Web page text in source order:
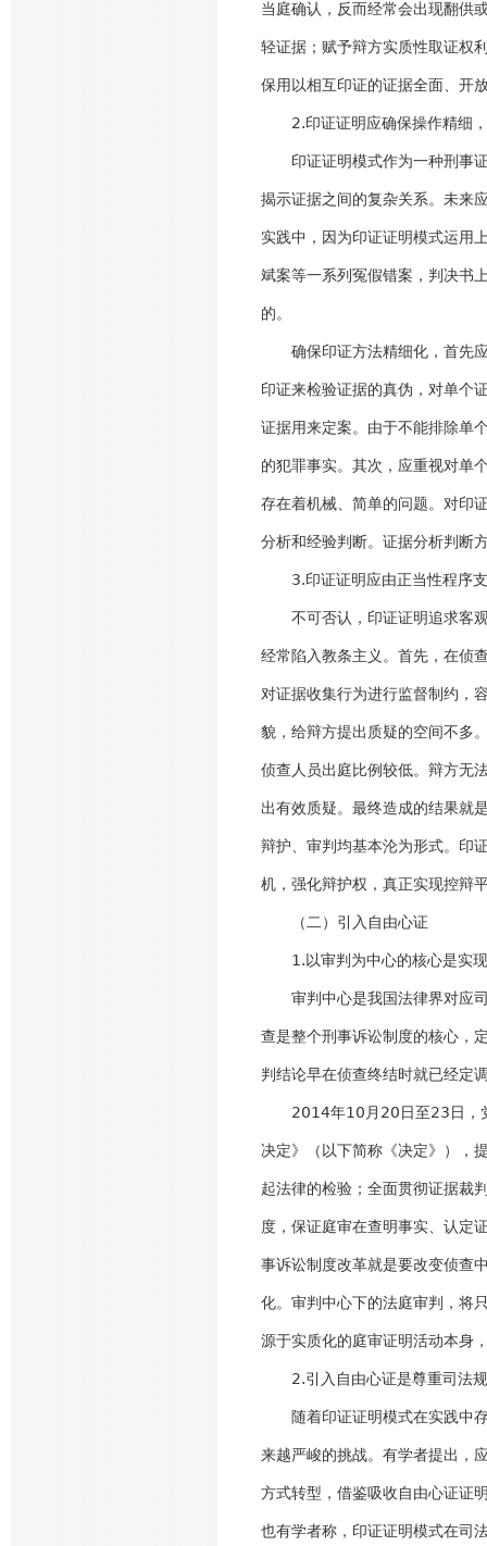
当庭确认，反而经常会出现翻供
轻证据；赋予辩方实质性取证权
保用以相互印证的证据全面、开
2.印证证明应确保操作精细，
印证证明模式作为一种刑事证
揭示证据之间的复杂关系。未来
实践中，因为印证证明模式运用
斌案等一系列冤假错案，判决书
的。
确保印证方法精细化，首先应
印证来检验证据的真伪，对单个
证据用来定案。由于不能排除单
的犯罪事实。其次，应重视对单
存在着机械、简单的问题。对印
分析和经验判断。证据分析判断
3.印证证明应由正当性程序
不可否认，印证证明追求客观
经常陷入教条主义。首先，在侦
对证据收集行为进行监督制约，
貌，给辩方提出质疑的空间不多
侦查人员出庭比例较低。辩方无
出有效质疑。最终造成的结果就
辩护、审判均基本沦为形式。印
机，强化辩护权，真正实现控辩
（二）引入自由心证
1.以审判为中心的核心是实现
审判中心是我国法律界对应司
查是整个刑事诉讼制度的核心，
判结论早在侦查终结时就已经定
2014年10月20日至23日，党
决定》（以下简称《决定》），
起法律的检验；全面贯彻证据裁
度，保证庭审在查明事实、认定
事诉讼制度改革就是要改变侦查
化。审判中心下的法庭审判，将
源于实质化的庭审证明活动本身
2.引入自由心证是尊重司法规
随着印证证明模式在实践中存
来越严峻的挑战。有学者提出，
方式转型，借鉴吸收自由心证证
也有学者称，印证证明模式在司